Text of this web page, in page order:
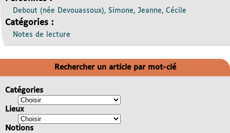
Debout (née Devouassoux), Simone, Jeanne, Cécile
Catégories :
Notes de lecture
Rechercher un article par mot-clé
Catégories
Lieux
Notions